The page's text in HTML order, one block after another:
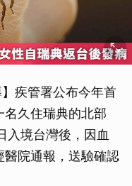
疾管署公布今年首
久住瑞典的北部
入境台灣後，因血
醫院通報，送驗確認